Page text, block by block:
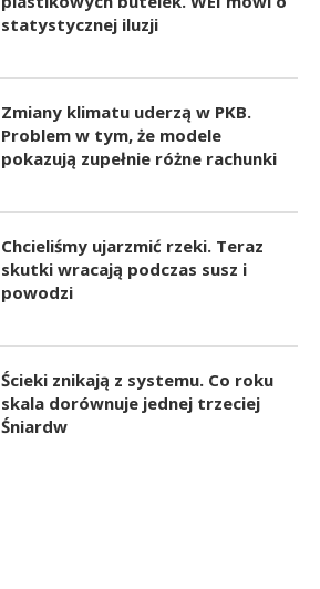
statystycznej iluzji
Zmiany klimatu uderzą w PKB.
Problem w tym, że modele
pokazują zupełnie różne rachunki
Chcieliśmy ujarzmić rzeki. Teraz
skutki wracają podczas susz i
powodzi
Ścieki znikają z systemu. Co roku
skala dorównuje jednej trzeciej
Śniardw